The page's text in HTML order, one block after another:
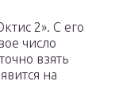
2». С его
число
взять
на